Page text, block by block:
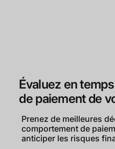
Évaluez en
de paiement de
Prenez de meilleures
comportement de
anticiper les risques